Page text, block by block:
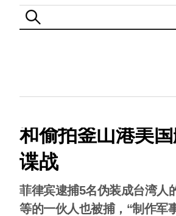
和偷拍釜山港美
谍战
菲律宾逮捕5名伪装成台湾人
等的一伙人也被捕，“制作军